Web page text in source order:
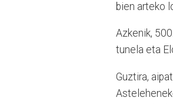
bien arteko
Azkenik,
tunela eta
Guztira,